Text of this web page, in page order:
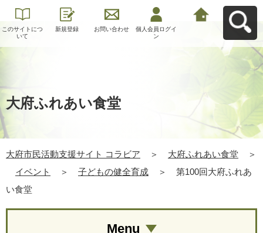
このサイトにつ
いて
新規登録 お問い合わせ
個人会員ログイ
ン
大府ふれあい食堂
大府市民活動支援サイト コラビア ＞ 大府ふれあい食堂
＞
イベント
＞ 子どもの健全育成 ＞
第100回大府ふれあ
い食堂
Menu